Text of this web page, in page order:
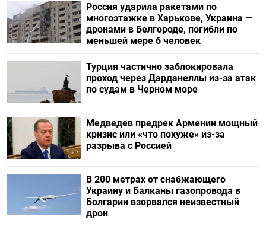
Россия ударила ракетами по
многоэтажке в Харькове, Украина —
дронами в Белгороде, погибли по
меньшей мере 6 человек
Турция частично заблокировала
проход через Дарданеллы из-за атак
по судам в Черном море
Медведев предрек Армении мощный
кризис или «что похуже» из-за
разрыва с Россией
В 200 метрах от снабжающего
Украину и Балканы газопровода в
Болгарии взорвался неизвестный
дрон